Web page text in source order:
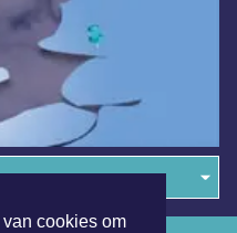
cookies om